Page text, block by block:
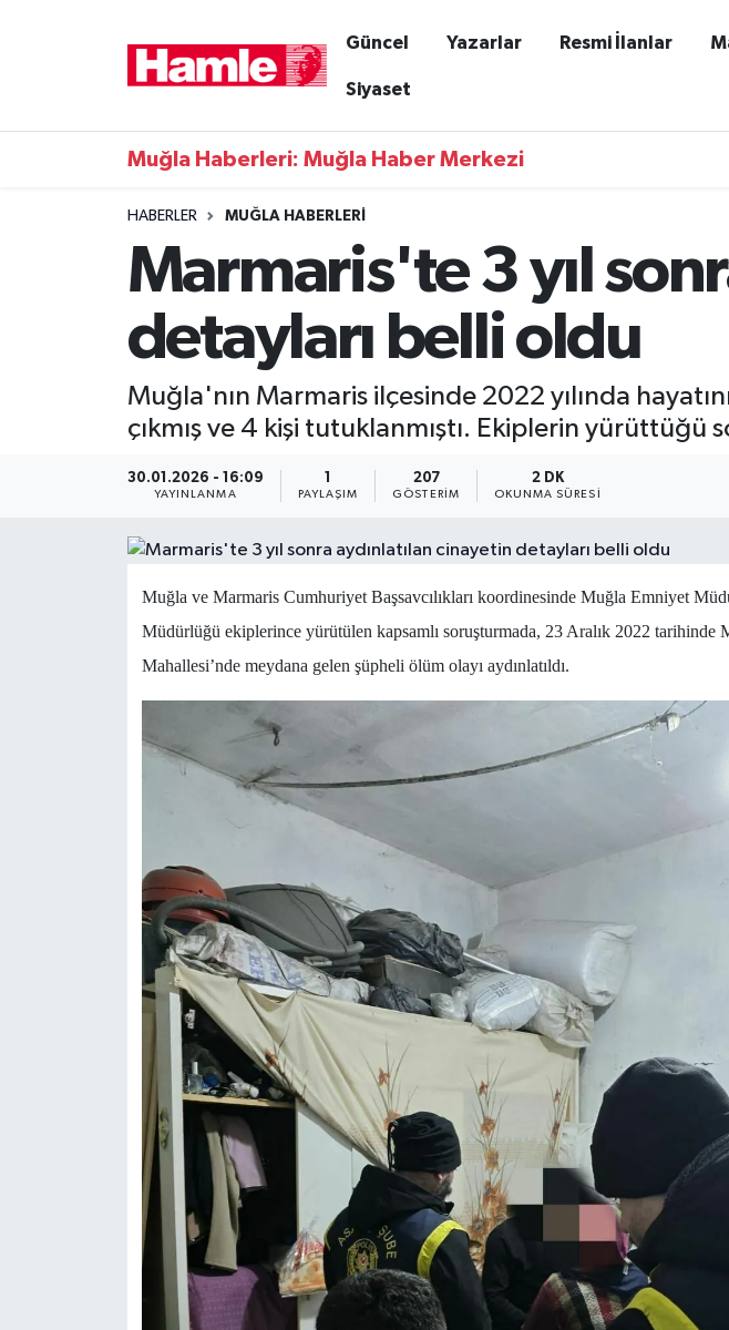
Güncel Yazarlar Resmi İlanlar
Siyaset
Muğla Haberleri: Muğla Haber Merkezi
HABERLER MUĞLA HABERLERI
Marmaris'te 3 yıl
detayları belli oldu
Muğla'nın Marmaris ilçesinde 2022 yılında
çıkmış ve 4 kişi tutuklanmıştı. Ekiplerin yürüttüğü
30.01.2026 - 16:09
YAYINLANMA
1
PAYLAŞIM
207
GÖSTERIM
2 DK
OKUNMA SÜRESI
Muğla ve Marmaris Cumhuriyet Başsavcılıkları koordinesinde Muğla Emniyet
Müdürlüğü ekiplerince yürütülen kapsamlı soruşturmada, 23 Aralık 2022 tarihinde
Mahallesi’nde meydana gelen şüpheli ölüm olayı aydınlatıldı.
Magazin
Muğla Haber
Muğla Nöbetçi Eczaneler
Muğla Trafik Yoğunluk Haritası
Süper Lig Puan Durumu ve Fikstür
Son Dakika Haberleri
Haber Arşivi